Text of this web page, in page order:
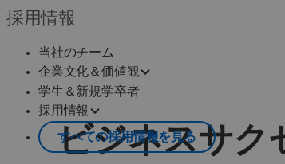
採用情報
当社のチーム
企業文化＆価値観
学生＆新規学卒者
採用情報
すべての採用情報を見る
ビジネスサク